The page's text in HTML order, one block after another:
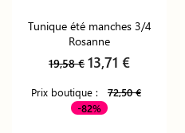
Tunique été manches 3/4
Rosanne
19,58 € 13,71 €
Prix boutique :
72,50 €
-82%